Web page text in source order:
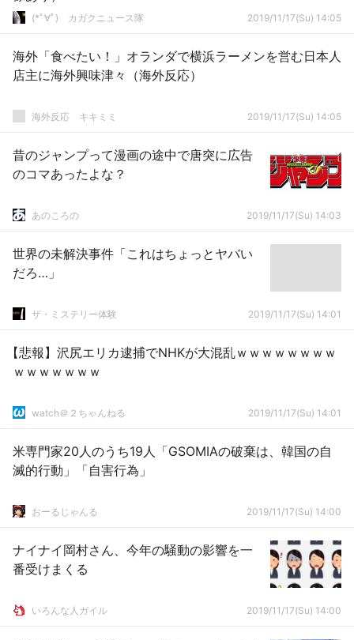
(*ﾟ∀ﾟ)ゞカガクニュース隊 2019/11/17(Su) 14:05
海外「食べたい！」オランダで横浜ラーメンを営む日本人
店主に海外興味津々（海外反応）
­海外反応 キキミミ 2019/11/17(Su) 14:05
昔のジャンプって漫画の途中で唐突に広告
のコマあったよな？
あのころの 2019/11/17(Su) 14:03
世界の未解決事件「これはちょっとヤバい
だろ…」
ザ・ミステリー体験 2019/11/17(Su) 14:01
【悲報】沢尻エリカ逮捕でNHKが大混乱ｗｗｗｗｗｗｗｗ
ｗｗｗｗｗｗｗ
watch＠２ちゃんねる 2019/11/17(Su) 14:01
米専門家20人のうち19人「GSOMIAの破棄は、韓国の自
滅的行動」「自害行為」
おーるじゃんる 2019/11/17(Su) 14:00
ナイナイ岡村さん、今年の騒動の影響を一
番受けまくる
いろんな人ガイル 2019/11/17(Su) 14:00